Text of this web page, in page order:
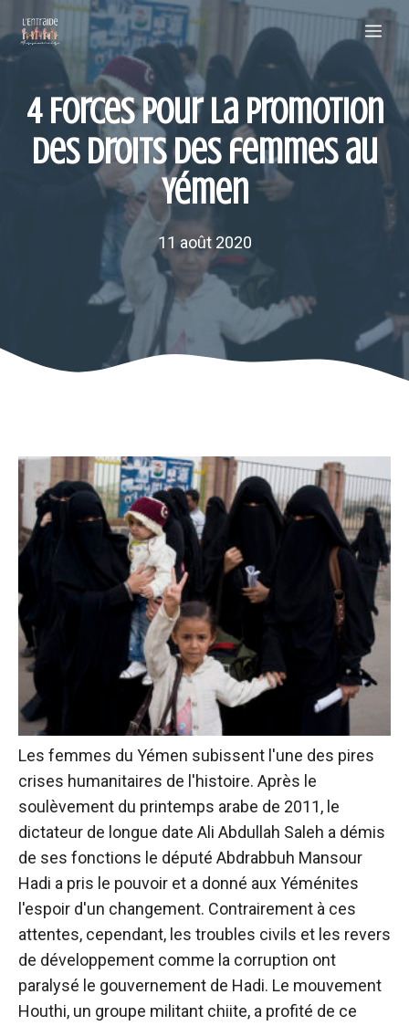
au
contenu
4 Forces pour la promotion
des droits des femmes au
Yémen
11 août 2020
Les femmes du Yémen subissent l'une des pires
crises humanitaires de l'histoire. Après le
soulèvement du printemps arabe de 2011, le
dictateur de longue date Ali Abdullah Saleh a démis
de ses fonctions le député Abdrabbuh Mansour
Hadi a pris le pouvoir et a donné aux Yéménites
l'espoir d'un changement. Contrairement à ces
attentes, cependant, les troubles civils et les revers
de développement comme la corruption ont
paralysé le gouvernement de Hadi. Le mouvement
Houthi, un groupe militant chiite, a profité de ce